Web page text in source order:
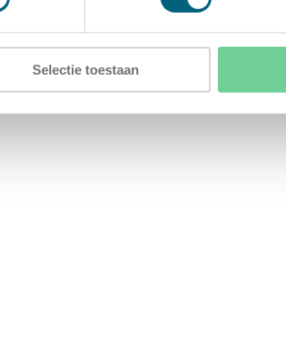
Selectie toestaan